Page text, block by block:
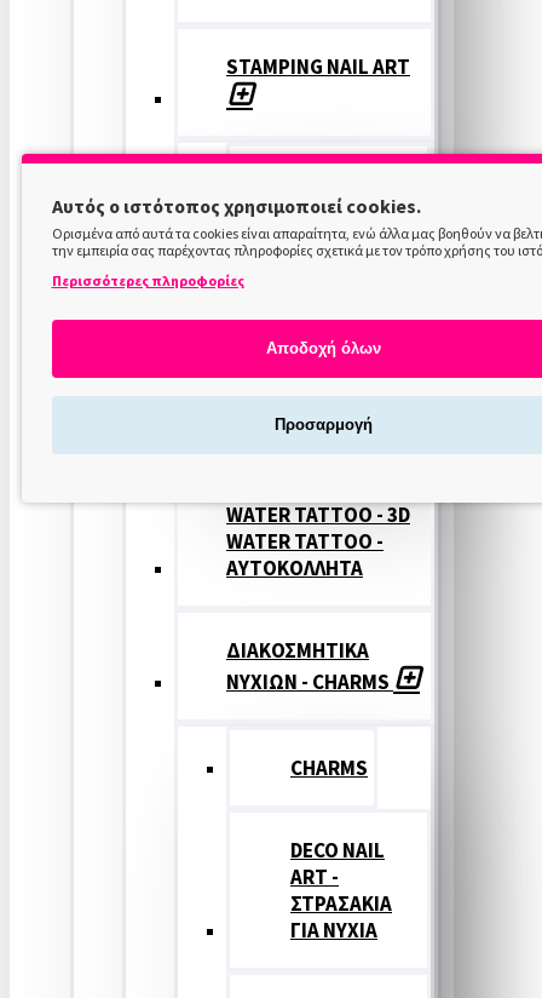
STAMPING NAIL ART
COLOR
ΝΥΧΙΩΝ
ΣΦΡΑΓΙΔΕΣ
ΝΥΧΙΩΝ
WATER TATTOO - 3D
WATER TATTOO -
ΑΥΤΟΚΟΛΛΗΤΑ
ΔΙΑΚΟΣΜΗΤΙΚΑ
ΝΥΧΙΩΝ - CHARMS
CHARMS
DECO NAIL
ART -
ΣΤΡΑΣΑΚΙΑ
ΓΙΑ ΝΥΧΙΑ
Αυτός ο ιστότοπος χρησιμοποιεί cookies.
Ορισμένα από αυτά τα cookies είναι απαραίτητα, ενώ άλλα μας βοηθούν να
την εμπειρία σας παρέχοντας πληροφορίες σχετικά με τον τρόπο χρήσης του
Περισσότερες πληροφορίες
Αποδοχή όλων
Προσαρμογή